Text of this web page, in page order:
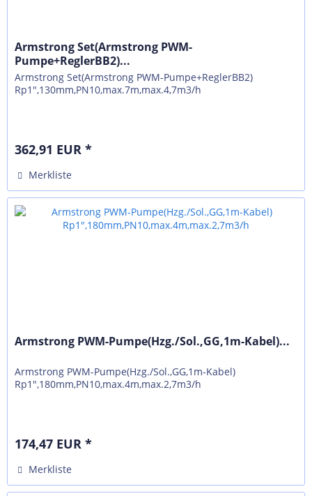
Armstrong Set(Armstrong PWM-
Pumpe+ReglerBB2)...
Armstrong Set(Armstrong PWM-Pumpe+ReglerBB2)
Rp1",130mm,PN10,max.7m,max.4,7m3/h
362,91 EUR *
Merkliste
Armstrong PWM-Pumpe(Hzg./Sol.,GG,1m-Kabel)...
Armstrong PWM-Pumpe(Hzg./Sol.,GG,1m-Kabel)
Rp1",180mm,PN10,max.4m,max.2,7m3/h
174,47 EUR *
Merkliste